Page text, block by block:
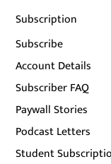
Subscription
Subscribe
Account Details
Subscriber FAQ
Paywall Stories
Podcast Letters
Student